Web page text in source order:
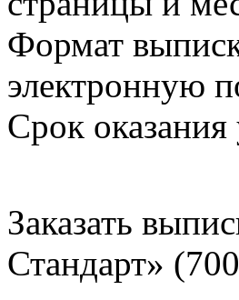
Формат
электронную
Срок оказания
Заказать
Стандарт»